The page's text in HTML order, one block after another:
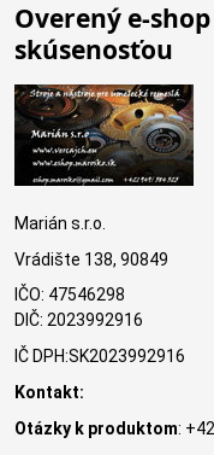
Overený e-
skúsenosťou
Marián s.r.o.
Vrádište 138, 90849
IČO: 47546298
DIČ: 2023992916
IČ DPH:SK2023992916
Kontakt:
Otázky k produktom: